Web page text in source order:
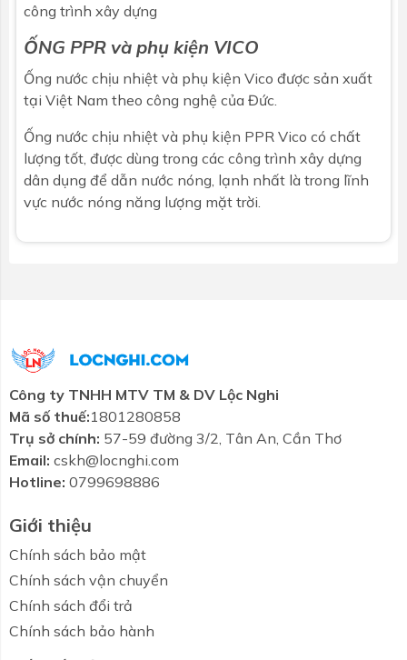
công trình xây dựng
ỐNG PPR và phụ kiện VICO
Ống nước chịu nhiệt và phụ kiện Vico được sản xuất
tại Việt Nam theo công nghệ của Đức.
Ống nước chịu nhiệt và phụ kiện PPR Vico có chất
lượng tốt, được dùng trong các công trình xây dựng
dân dụng để dẫn nước nóng, lạnh nhất là trong lĩnh
vực nước nóng năng lượng mặt trời.
Công ty TNHH MTV TM & DV Lộc Nghi
Mã số thuế:1801280858
Trụ sở chính: 57-59 đường 3/2, Tân An, Cần Thơ
Email: cskh@locnghi.com
Hotline: 0799698886
Giới thiệu
Chính sách bảo mật
Chính sách vận chuyển
Chính sách đổi trả
Chính sách bảo hành